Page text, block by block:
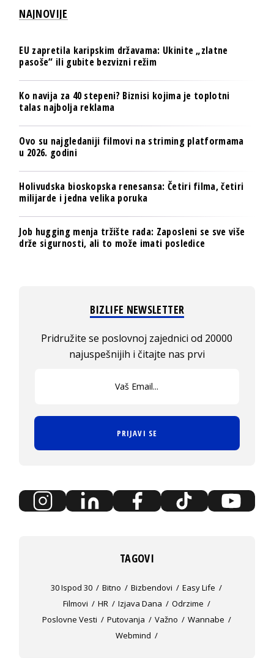
NAJNOVIJE
EU zapretila karipskim državama: Ukinite „zlatne
pasoše“ ili gubite bezvizni režim
Ko navija za 40 stepeni? Biznisi kojima je toplotni
talas najbolja reklama
Ovo su najgledaniji filmovi na striming platformama
u 2026. godini
Holivudska bioskopska renesansa: Četiri filma, četiri
milijarde i jedna velika poruka
Job hugging menja tržište rada: Zaposleni se sve više
drže sigurnosti, ali to može imati posledice
BIZLIFE NEWSLETTER
Pridružite se poslovnoj zajednici od 20000
najuspešnijih i čitajte nas prvi
PRIJAVI SE
TAGOVI
30 Ispod 30 Bitno Bizbendovi
Easy Life
Filmovi
HR Izjava Dana
Odrzime
Poslovne Vesti
Putovanja Važno
Wannabe
Webmind